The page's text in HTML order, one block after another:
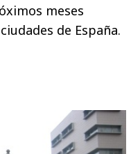
meses
de España.